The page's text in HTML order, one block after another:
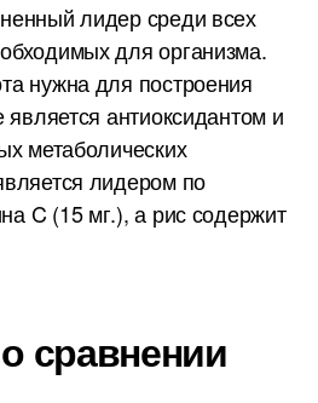
лидер среди всех
для организма.
нужна для построения
является антиоксидантом и
метаболических
лидером по
C (15 мг.), а рис содержит
сравнении